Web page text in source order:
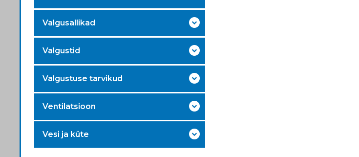
Valgusallikad
Valgustid
Valgustuse tarvikud
Ventilatsioon
Vesi ja küte